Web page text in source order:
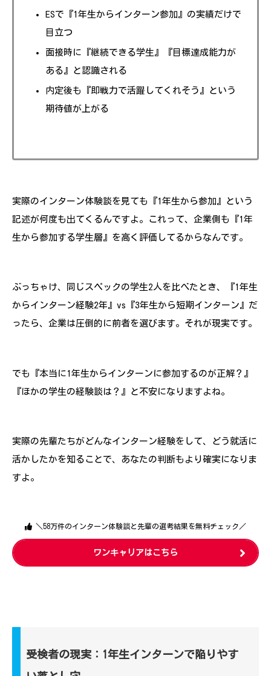
ESで『1年生からインターン参加』の実績だけで
目立つ
面接時に『継続できる学生』『目標達成能力が
ある』と認識される
内定後も『即戦力で活躍してくれそう』という
期待値が上がる
実際のインターン体験談を見ても『1年生から参加』という
記述が何度も出てくるんですよ。これって、企業側も『1年
生から参加する学生層』を高く評価してるからなんです。
ぶっちゃけ、同じスペックの学生2人を比べたとき、『1年生
からインターン経験2年』vs『3年生から短期インターン』だ
ったら、企業は圧倒的に前者を選びます。それが現実です。
でも『本当に1年生からインターンに参加するのが正解？』
『ほかの学生の経験談は？』と不安になりますよね。
実際の先輩たちがどんなインターン経験をして、どう就活に
活かしたかを知ることで、あなたの判断もより確実になりま
すよ。
＼58万件のインターン体験談と先輩の選考結果を無料チェック／
ワンキャリアはこちら
受検者の現実：1年生インターンで陥りやす